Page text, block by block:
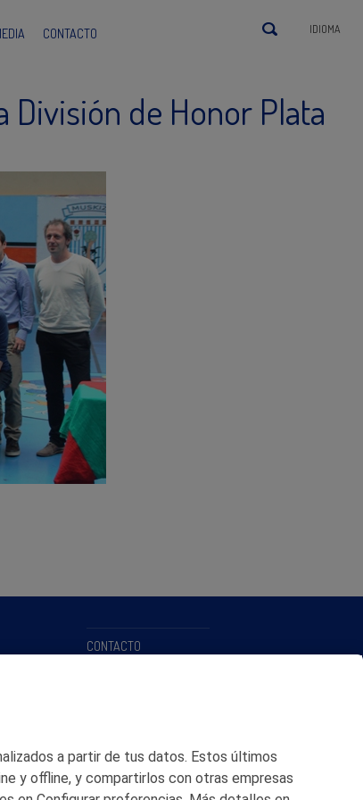
CONTACTO IDIOMA
de Honor Plata
CONTACTO
AVISO LEGAL
POLITICA DE COOKIES
a partir de tus datos. Estos últimos
y offline, y compartirlos con otras empresas